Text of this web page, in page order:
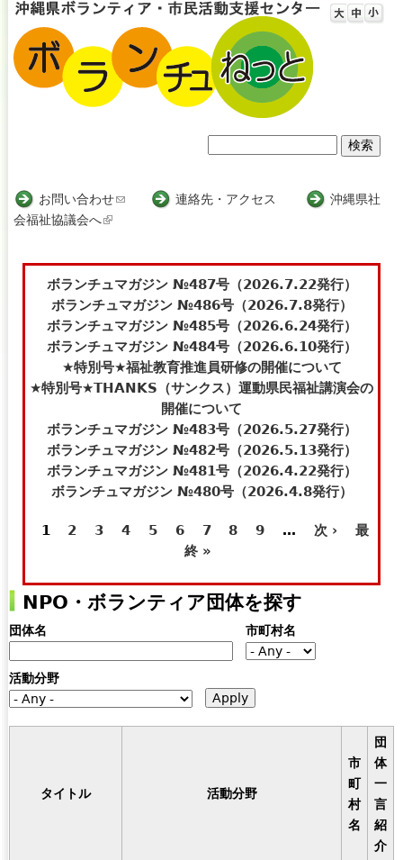
Jump to navigation
索
ォ
ー
ム
お問い合わせ(
n
k
s
e
n
d
s
-
m
a
i
連絡先・アクセス
沖縄県社
会福祉協議会へ(
i
n
k
i
s
e
x
e
r
n
a
)
ボランチュマガジン №487号（2026.7.22発行）
ボランチュマガジン №486号（2026.7.8発行）
ボランチュマガジン №485号（2026.6.24発行）
ボランチュマガジン №484号（2026.6.10発行）
★特別号★福祉教育推進員研修の開催について
★特別号★THANKS（サンクス）運動県民福祉講演会の
開催について
ボランチュマガジン №483号（2026.5.27発行）
ボランチュマガジン №482号（2026.5.13発行）
ボランチュマガジン №481号（2026.4.22発行）
ボランチュマガジン №480号（2026.4.8発行）
ペ
ジ
1 2 3 4 5 6 7 8 9 … 次 ›
最
終 »
NPO・ボランティア団体を探す
団体名 市町村名
活動分野
タイトル 活動分野
市
町
村
名
団
体
一
言
紹
介